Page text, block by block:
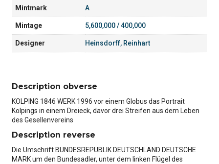
Mintmark A
Mintage 5,600,000 / 400,000
Designer Heinsdorff, Reinhart
Description obverse
KOLPING 1846 WERK 1996 vor einem Globus das Portrait
Kolpings in einem Dreieck, davor drei Streifen aus dem Leben
des Gesellenvereins
Description reverse
Die Umschrift BUNDESREPUBLIK DEUTSCHLAND DEUTSCHE
MARK um den Bundesadler, unter dem linken Flügel des